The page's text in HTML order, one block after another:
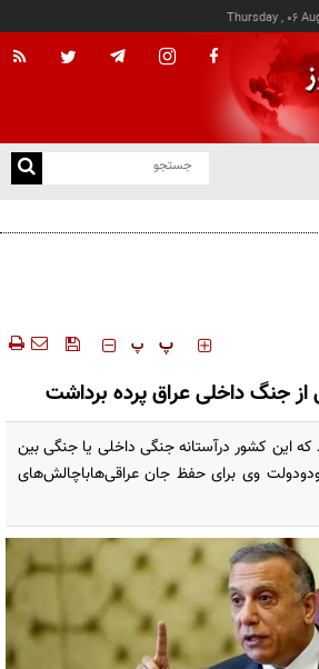
Thursday , 06
‍‍‍ پ پ
جنگ داخلی عراق پرده برداشت
این کشور درآستانه جنگی داخلی یا جنگی بین
وی برای حفظ جان عراقی‌هاباچالش‌های